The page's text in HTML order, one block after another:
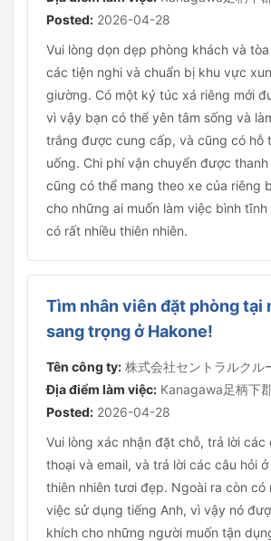
Posted: 2026-04-28
Vui lòng dọn dẹp phòng khách và
các tiện nghi và chuẩn bị khu vực
giường. Có một ký túc xá riêng mới
vì vậy bạn có thể yên tâm sống và
trắng được cung cấp, và cũng có hỗ
uống. Chi phí vận chuyển được thanh
cũng có thể mang theo xe của riêng
cho những ai muốn làm việc bình tĩnh
có rất nhiều thiên nhiên.
Tìm nhân viên đặt phòng tại
sang trọng ở Hakone!
Tên công ty: 株式会社セントラルクル
Địa điểm làm việc: Kanagawa足柄下
Posted: 2026-04-28
Vui lòng xác nhận đặt chỗ, trả lời các
thoại và email, và trả lời các câu hỏi
thiên nhiên tươi đẹp. Ngoài ra còn có
việc sử dụng tiếng Anh, vì vậy nó
khích cho những người muốn tận